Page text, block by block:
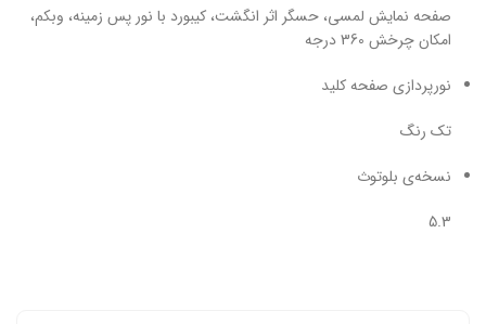
صفحه نمایش لمسی، حسگر اثر انگشت، کیبورد با نور پس زمینه، وبکم،
امکان چرخش 360 درجه
نورپردازی صفحه کلید
تک رنگ
نسخه‌ی بلوتوث
5.3